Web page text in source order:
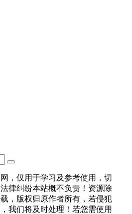
，仅用于学习及参考使用，切
律纠纷本站概不负责！资源除
，版权归原作者所有，若侵犯
我们将及时处理！若您需使用